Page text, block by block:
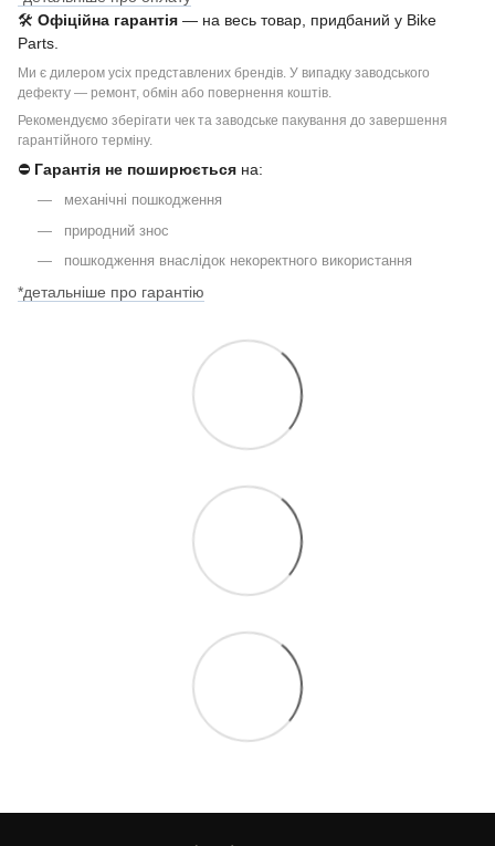
🛠 Офіційна гарантія — на весь товар, придбаний у Bike
Parts.
Ми є дилером усіх представлених брендів. У випадку заводського
дефекту — ремонт, обмін або повернення коштів.
Рекомендуємо зберігати чек та заводське пакування до завершення
гарантійного терміну.
⛔ Гарантія не поширюється на:
механічні пошкодження
природний знос
пошкодження внаслідок некоректного використання
*детальніше про гарантію